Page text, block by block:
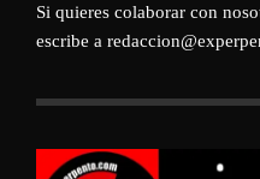
Si quieres colaborar con
escribe a